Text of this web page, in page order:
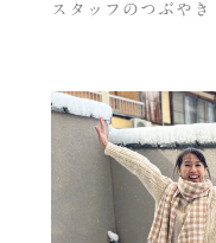
スタッフのつぶやき